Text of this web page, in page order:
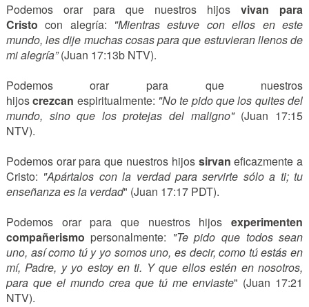
Podemos orar para que nuestros hijosvivan para
Cristo con alegría: "Mientras estuve con ellos en este
mundo, les dije muchas cosas para que estuvieran llenos de
mi alegría”(Juan 17:13b NTV).
Podemos orar para que nuestros
hijoscrezcan espiritualmente: "No te pido que los quites del
mundo, sino que los protejas del maligno"(Juan 17:15
NTV).
Podemos orar para que nuestros hijos sirvan eficazmente a
Cristo: "Apártalos con la verdad para servirte sólo a ti; tu
enseñanza es la verdad" (Juan 17:17 PDT).
Podemos orar para que nuestros hijosexperimenten
compañerismo personalmente: "Te pido que todos sean
uno, así como tú y yo somos uno, es decir, como tú estás en
mí, Padre, y yo estoy en ti. Y que ellos estén en nosotros,
para que el mundo crea que tú me enviaste" (Juan 17:21
NTV).